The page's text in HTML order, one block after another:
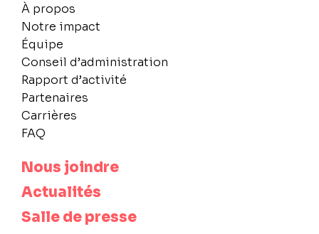
À propos
Notre impact
Équipe
Conseil d’administration
Rapport d’activité
Partenaires
Carrières
FAQ
Nous joindre
Actualités
Salle de presse